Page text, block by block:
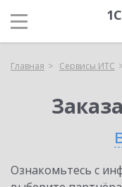
Главная Сервисы ИТС
Ознакомьтесь с